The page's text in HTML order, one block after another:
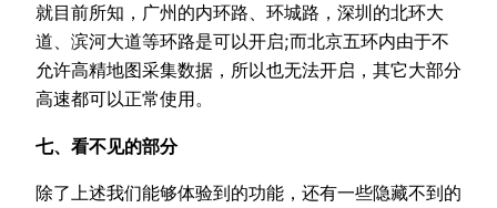
就目前所知，广州的内环路、环城路，深圳的北环大
道、滨河大道等环路是可以开启;而北京五环内由于不
允许高精地图采集数据，所以也无法开启，其它大部分
高速都可以正常使用。
七、看不见的部分
除了上述我们能够体验到的功能，还有一些隐藏不到的